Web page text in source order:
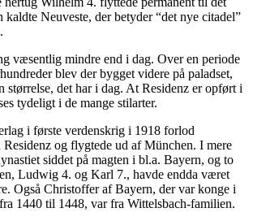
kaldte Neuveste, der betyder “det nye citadel”
væsentlig mindre end i dag. Over en periode
blev der bygget videre på paladset,
størrelse, det har i dag. At Residenz er opført i
tydeligt i de mange stilarter.
i første verdenskrig i 1918 forlod
og flygtede ud af München. I mere
siddet på magten i bl.a. Bayern, og to
Ludwig 4. og Karl 7., havde endda været
Også Christoffer af Bayern, der var konge i
1440 til 1448, var fra Wittelsbach-familien.